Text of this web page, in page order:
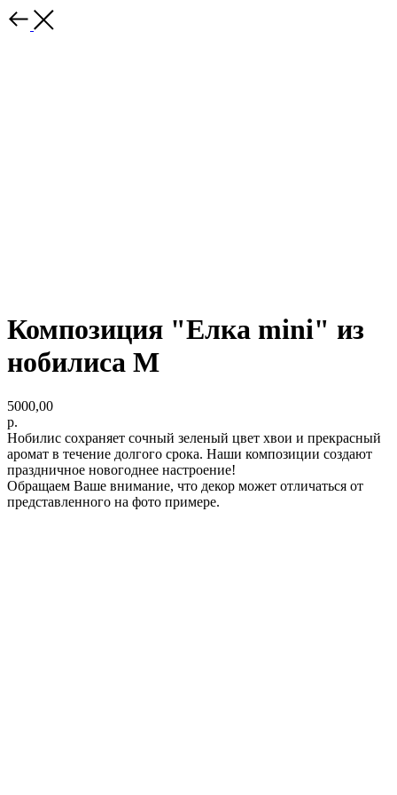
Композиция "Елка mini" из
нобилиса M
5000,00
р.
Нобилис сохраняет сочный зеленый цвет хвои и прекрасный
аромат в течение долгого срока. Наши композиции создают
праздничное новогоднее настроение!
Обращаем Ваше внимание, что декор может отличаться от
представленного на фото примере.